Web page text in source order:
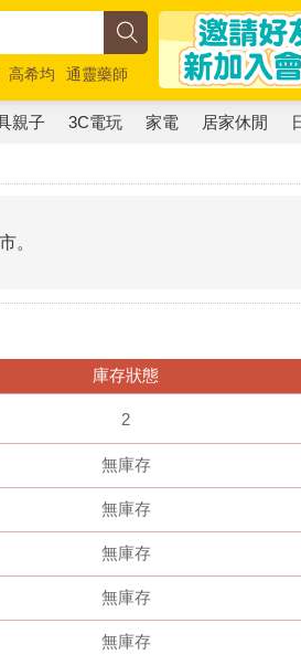
高希均
通靈藥師
親子 3C電玩 家電 居家休閒
。
庫存狀態
2
無庫存
無庫存
無庫存
無庫存
無庫存